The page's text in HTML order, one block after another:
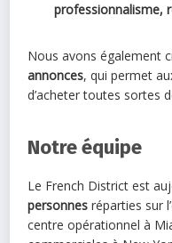
professionnalisme,
Nous avons également
annonces, qui permet
d’acheter toutes sortes
Notre équipe
Le French District est
personnes réparties sur
centre opérationnel à